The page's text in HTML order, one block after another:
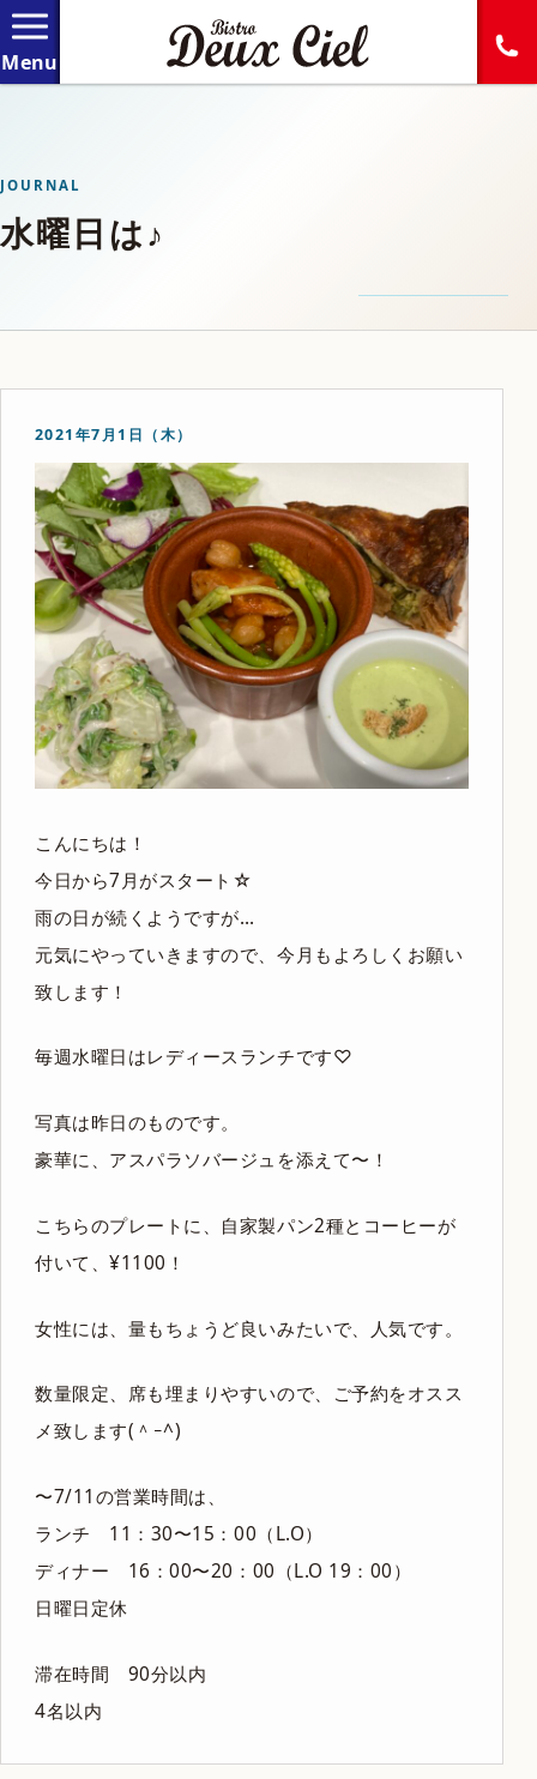
JOURNAL
水曜日は♪
2021年7月1日（木）
こんにちは！
今日から7月がスタート☆
雨の日が続くようですが…
元気にやっていきますので、今月もよろしくお願い
致します！
毎週水曜日はレディースランチです♡
写真は昨日のものです。
豪華に、アスパラソバージュを添えて〜！
こちらのプレートに、自家製パン2種とコーヒーが
付いて、¥1100！
女性には、量もちょうど良いみたいで、人気です。
数量限定、席も埋まりやすいので、ご予約をオスス
メ致します(＾ｰ^)
〜7/11の営業時間は、
ランチ 11：30〜15：00（L.O）
ディナー 16：00〜20：00（L.O 19：00）
日曜日定休
滞在時間 90分以内
4名以内